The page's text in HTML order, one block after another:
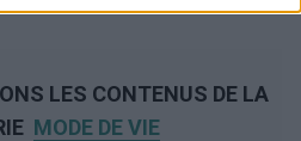
LES CONTENUS DE LA
MODE DE VIE